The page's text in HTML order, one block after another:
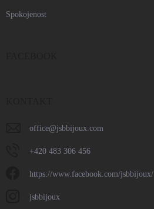
Spokojenost
office@jsbbijoux.com
+420 483 306 456
https://www.facebook.com/jsbbijoux/
jsbbijoux